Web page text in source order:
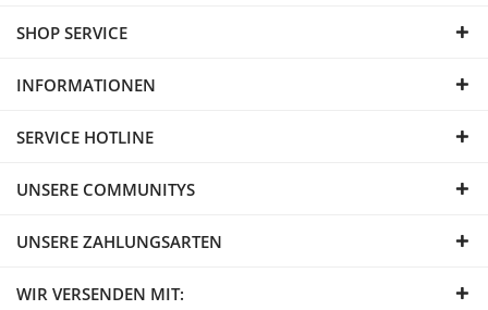
SHOP SERVICE
INFORMATIONEN
SERVICE HOTLINE
UNSERE COMMUNITYS
UNSERE ZAHLUNGSARTEN
WIR VERSENDEN MIT: